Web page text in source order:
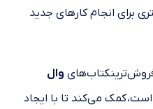
برای انجام کارهای جدید
وال
است، کمک می‌کند تا با ایجاد